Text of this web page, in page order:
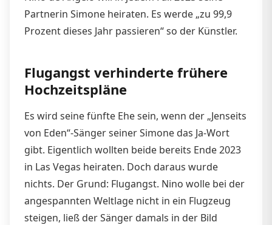
Partnerin Simone heiraten. Es werde „zu 99,9
Prozent dieses Jahr passieren“ so der Künstler.
Flugangst verhinderte frühere
Hochzeitspläne
Es wird seine fünfte Ehe sein, wenn der „Jenseits
von Eden“-Sänger seiner Simone das Ja-Wort
gibt. Eigentlich wollten beide bereits Ende 2023
in Las Vegas heiraten. Doch daraus wurde
nichts. Der Grund: Flugangst. Nino wolle bei der
angespannten Weltlage nicht in ein Flugzeug
steigen, ließ der Sänger damals in der Bild